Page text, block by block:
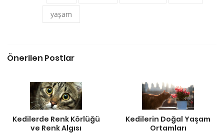
yaşam
Önerilen Postlar
Kedilerde Renk Körlüğü
ve Renk Algısı
Kedilerin Doğal Yaşam
Ortamları